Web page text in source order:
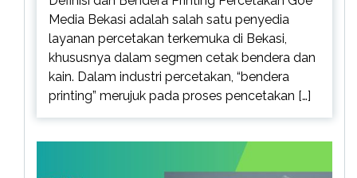
Media Bekasi adalah salah satu penyedia
layanan percetakan terkemuka di Bekasi,
khususnya dalam segmen cetak bendera dan
kain. Dalam industri percetakan, “bendera
printing” merujuk pada proses pencetakan […]